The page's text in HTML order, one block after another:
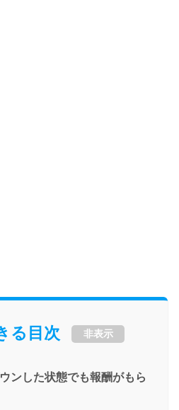
る目次 非表示
ンした状態でも報酬がもら